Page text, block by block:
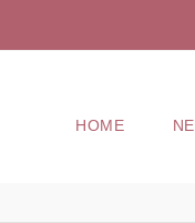
HOME